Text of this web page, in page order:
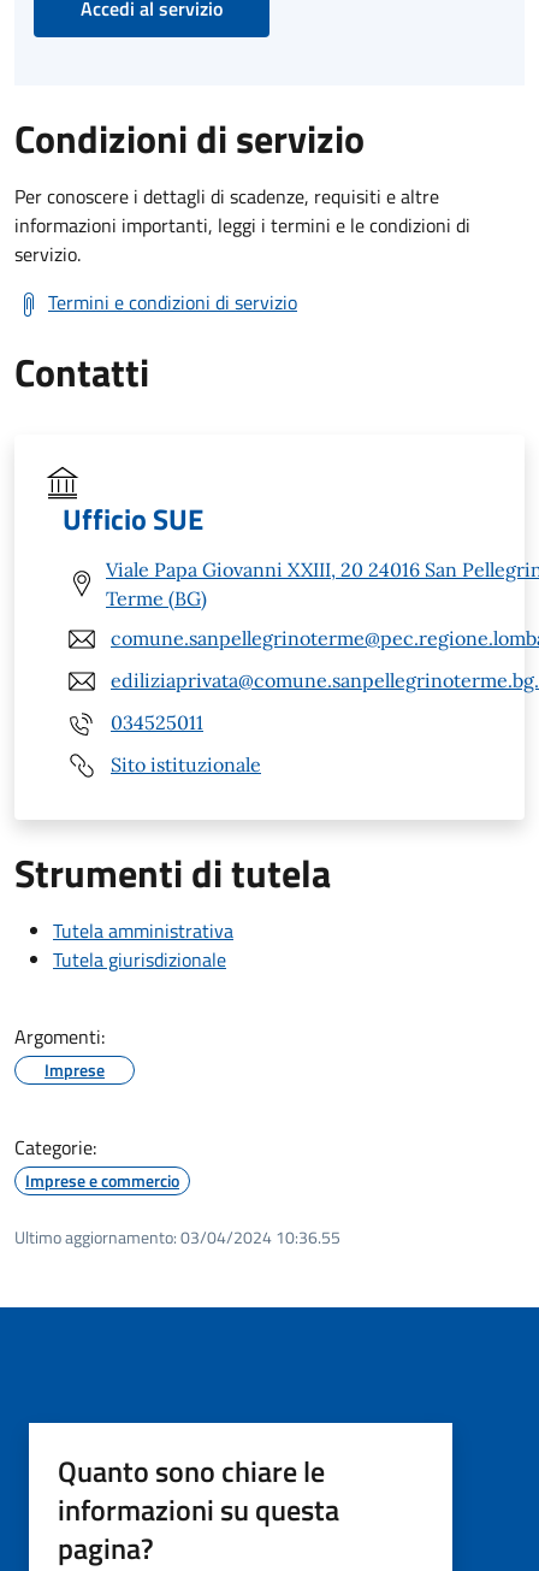
Accedi al servizio
Condizioni di servizio
Per conoscere i dettagli di scadenze, requisiti e altre
informazioni importanti, leggi i termini e le condizioni di
servizio.
Termini e condizioni di servizio
Contatti
Ufficio SUE
Viale Papa Giovanni XXIII, 20 24016 San
Terme (BG)
034525011
Sito istituzionale
Strumenti di tutela
Tutela amministrativa
Tutela giurisdizionale
Argomenti:
Imprese
Categorie:
Imprese e commercio
Ultimo aggiornamento:03/04/2024 10:36.55
Quanto sono chiare le
informazioni su questa
pagina?